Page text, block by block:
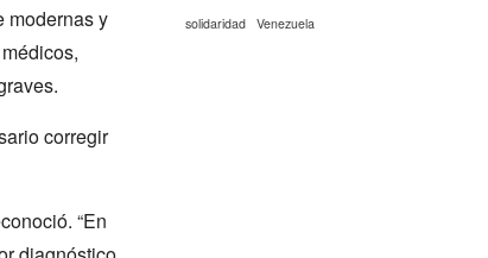
modernas y
corregir
“En
solidaridad Venezuela